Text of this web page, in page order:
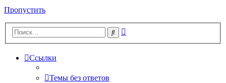
Пропустить
Поиск
Ссылки
Темы без ответов